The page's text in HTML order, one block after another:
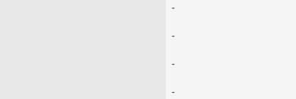
-
-
-
-